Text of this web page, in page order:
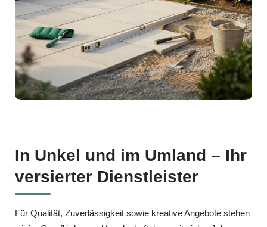
In Unkel und im Umland – Ihr
versierter Dienstleister
Für Qualität, Zuverlässigkeit sowie kreative Angebote stehen